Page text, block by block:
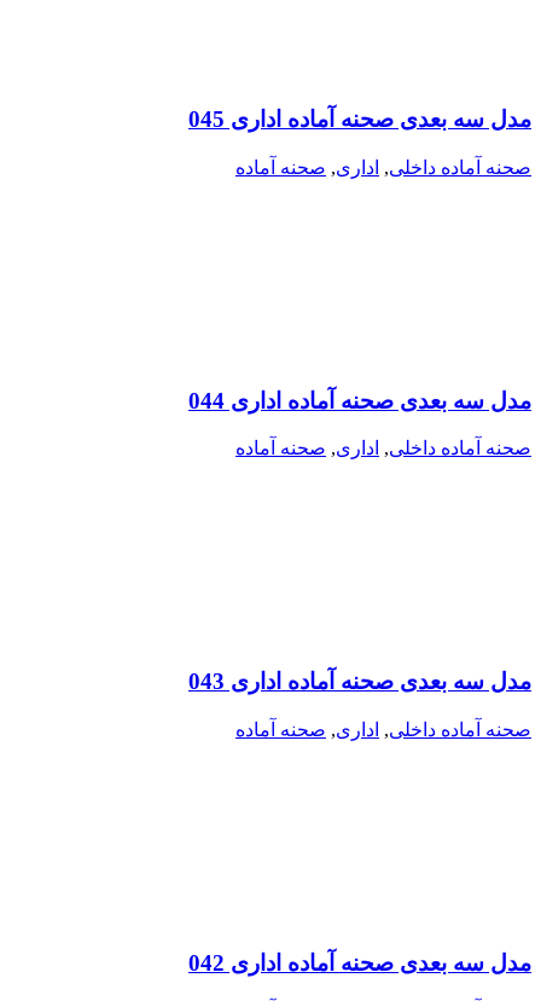
مدل سه بعدی صحنه آماده اداری 045
صحنه آماده داخلی, اداری, صحنه آماده
مدل سه بعدی صحنه آماده اداری 044
صحنه آماده داخلی, اداری, صحنه آماده
مدل سه بعدی صحنه آماده اداری 043
صحنه آماده داخلی, اداری, صحنه آماده
مدل سه بعدی صحنه آماده اداری 042